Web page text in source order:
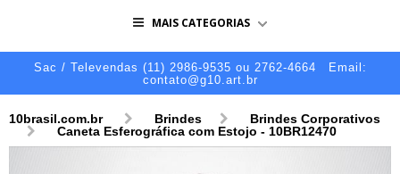
MAIS CATEGORIAS
Sac / Televendas (11) 2986-9535 ou 2762-4664
Email:
contato@g10.art.br
10brasil.com.br Brindes
Brindes Corporativos
Caneta Esferográfica com Estojo - 10BR12470